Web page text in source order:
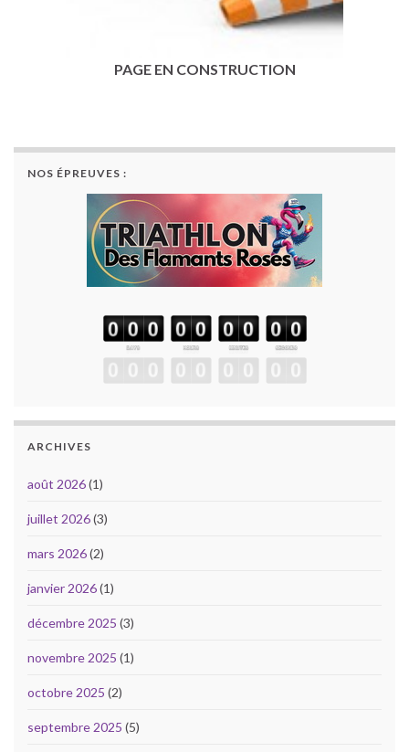
PAGE EN CONSTRUCTION
NOS ÉPREUVES :
ARCHIVES
août 2026(1)
juillet 2026(3)
mars 2026(2)
janvier 2026(1)
décembre 2025 (3)
novembre 2025 (1)
octobre 2025 (2)
septembre 2025 (5)